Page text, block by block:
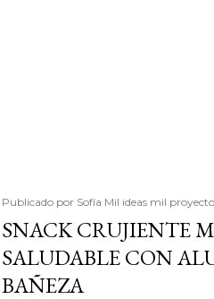
Publicado por Sofía Mil ideas mil
SNACK CRUJIENTE
SALUDABLE CON
BAÑEZA